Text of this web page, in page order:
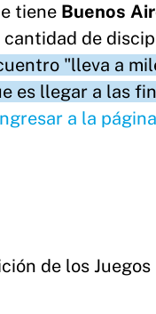
tiene Buenos
de
"lleva a
es llegar a las
a la
de los Juegos